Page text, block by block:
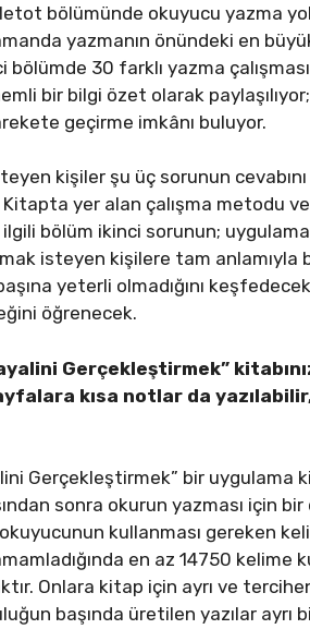
bölümünde okuyucu yazma
yazmanın önündeki en
30 farklı yazma
bir bilgi özet olarak
geçirme imkânı buluyor.
kişiler şu üç sorunun cevabını
Kitapta yer alan çalışma metodu
ilgili bölüm ikinci sorunun;
isteyen kişilere tam
yeterli olmadığını
öğrenecek.
Gerçekleştirmek”
kısa notlar da
Gerçekleştirmek” bir uygulama
sonra okurun yazması için
kullanması gereken
en az 14750
Onlara kitap için ayrı ve
başında üretilen yazılar ayrı